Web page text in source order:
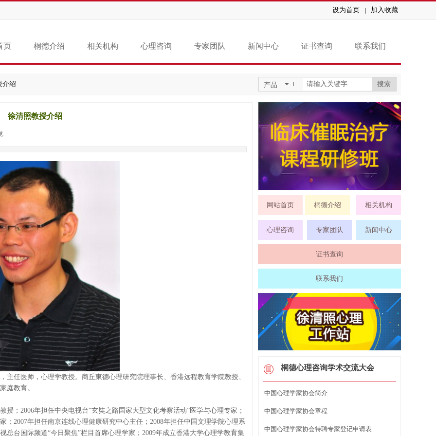
设为首页 加入收藏
页 桐德介绍 相关机构 心理咨询 专家团队 新闻中心 证书查询 联系我们
产品 搜索
介绍
徐清照教授介绍
任医师，心理学教授。商丘東德心理研究院理事长、香港远程教育学院教授、
庭教育。
；2006年担任中央电视台“玄奘之路国家大型文化考察活动”医学与心理专家；
；2007年担任南京连线心理健康研究中心主任；2008年担任中国文理学院心理系
总台国际频道“今日聚焦”栏目首席心理学家；2009年成立香港大学心理学教育集
网站首页 相关机构
桐德介绍
新闻中心
心理咨询 专家团队
证书查询
联系我们
桐德心理咨询学术交流大会
中国心理学家协会简介
中国心理学家协会章程
中国心理学家协会特聘专家登记申请表